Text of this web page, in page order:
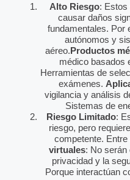
Alto Riesgo: Estos
causar daños
fundamentales. Por
autónomos y
aéreo.Productos
médico basados
Herramientas de
exámenes.
vigilancia y análisis
Sistemas de
Riesgo Limitado:
riesgo, pero
competente. Entre
virtuales: No serán
privacidad y la
Porque interactúan